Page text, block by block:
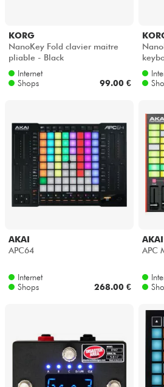
Kinder
Kabel & Zubehöre
Bundle
Sehen Sie sich unsere
KORG
NanoKey Fold clavier maitre
pliable - Black
Internet
Shops
99.00 €
AKAI
APC64
Internet
Shops
268.00 €
AKAI
APC